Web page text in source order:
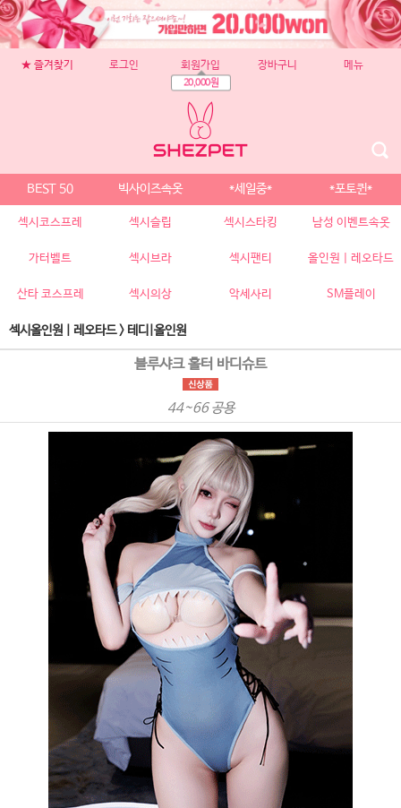
★ 즐겨찾기 로그인 회원가입
20,000원
장바구니 메뉴
BEST 50 빅사이즈속옷 *세일중* *포토퀸*
섹시코스프레 섹시슬립 섹시스타킹 남성 이벤트속옷
가터벨트 섹시브라 섹시팬티 올인원 | 레오타드
산타 코스프레 섹시의상 악세사리 SM플레이
섹시올인원 | 레오타드> 테디|올인원
블루샤크 홀터 바디슈트
44~66 공용